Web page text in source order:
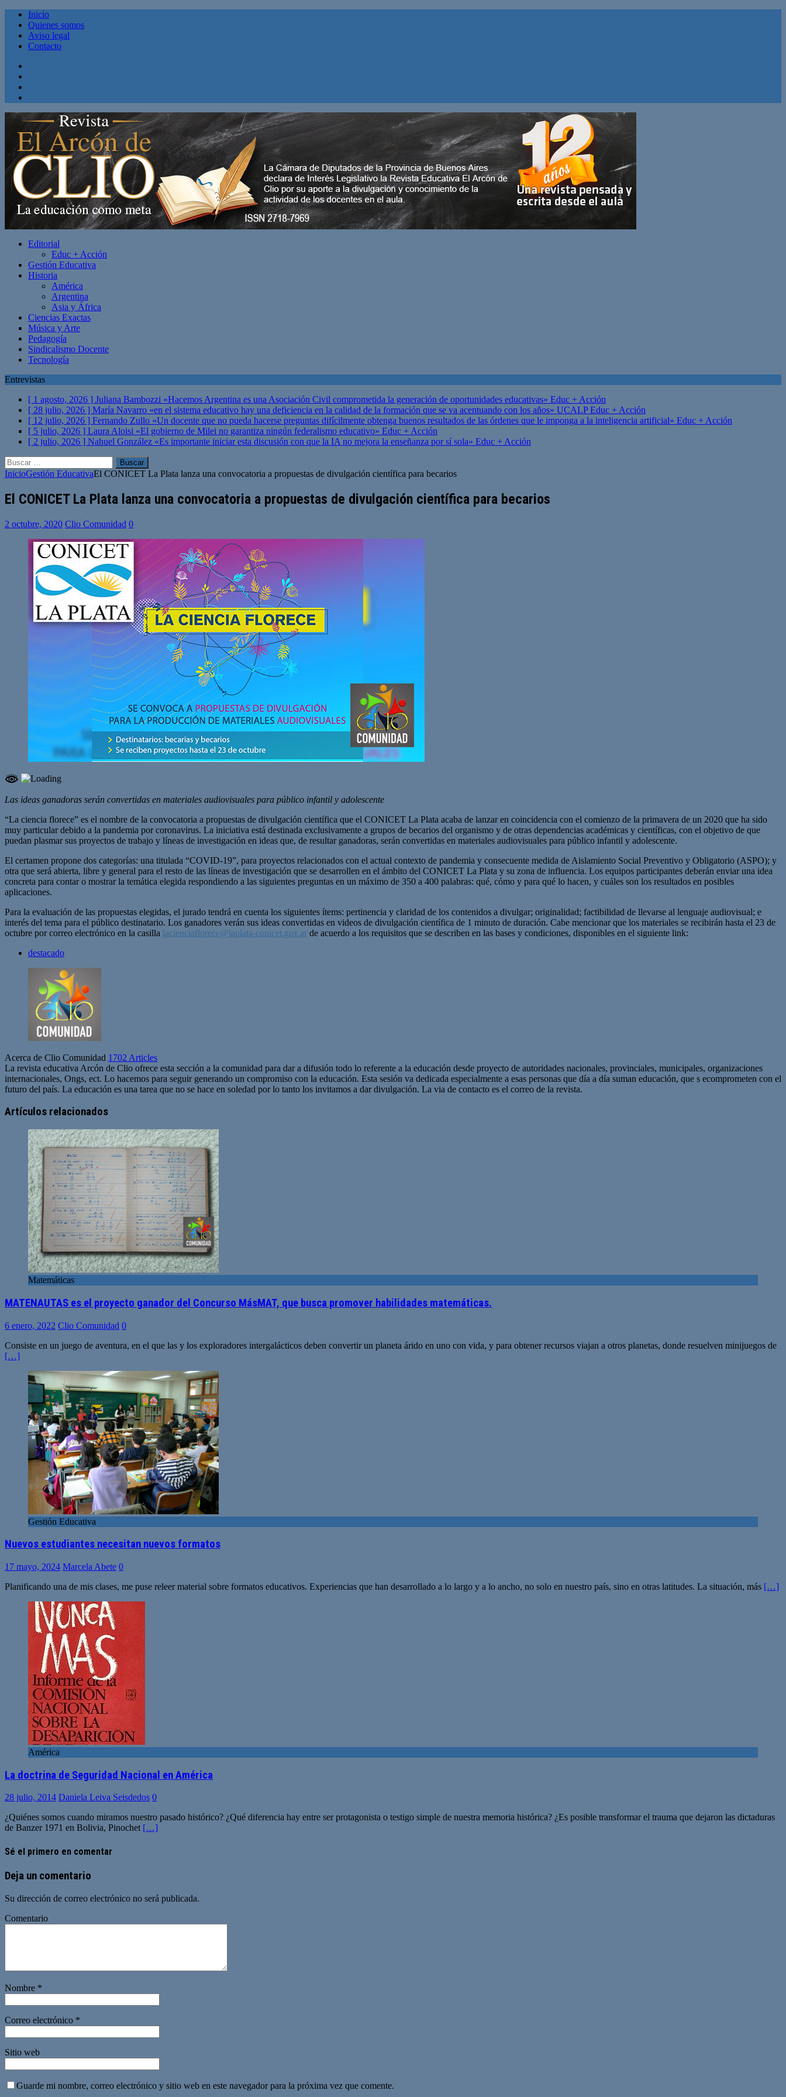
Inicio
Quienes somos
Aviso legal
Contacto
Editorial
Educ + Acción
Gestión Educativa
Historia
América
Argentina
Asia y África
Ciencias Exactas
Música y Arte
Pedagogía
Sindicalismo Docente
Tecnología
Entrevistas
[ 1 agosto, 2026 ] Juliana Bambozzi «Hacemos Argentina es una Asociación Civil comprometida la generación de oportunidades educativas» Educ + Acción
[ 28 julio, 2026 ] María Navarro «en el sistema educativo hay una deficiencia en la calidad de la formación que se va acentuando con los años» UCALPEduc + Acción
[ 12 julio, 2026 ] Fernando Zullo «Un docente que no pueda hacerse preguntas difícilmente obtenga buenos resultados de las órdenes que le imponga a la inteligencia artificial» Educ + Acción
[ 5 julio, 2026 ] Laura Aloisi «El gobierno de Milei no garantiza ningún federalismo educativo» Educ + Acción
[ 2 julio, 2026 ] Nahuel González «Es importante iniciar esta discusión con que la IA no mejora la enseñanza por sí sola» Educ + Acción
Buscar:
InicioGestión EducativaEl CONICET La Plata lanza una convocatoria a propuestas de divulgación científica para becarios
El CONICET La Plata lanza una convocatoria a propuestas de divulgación científica para becarios
2 octubre, 2020 Clio Comunidad 0
Las ideas ganadoras serán convertidas en materiales audiovisuales para público infantil y adolescente
“La ciencia florece” es el nombre de la convocatoria a propuestas de divulgación científica que el CONICET La Plata acaba de lanzar en coincidencia con el comienzo de la primavera de un 2020 que ha sido
muy particular debido a la pandemia por coronavirus. La iniciativa está destinada exclusivamente a grupos de becarios del organismo y de otras dependencias académicas y científicas, con el objetivo de que
puedan plasmar sus proyectos de trabajo y líneas de investigación en ideas que, de resultar ganadoras, serán convertidas en materiales audiovisuales para público infantil y adolescente.
El certamen propone dos categorías: una titulada “COVID-19”, para proyectos relacionados con el actual contexto de pandemia y consecuente medida de Aislamiento Social Preventivo y Obligatorio (ASPO); y
otra que será abierta, libre y general para el resto de las líneas de investigación que se desarrollen en el ámbito del CONICET La Plata y su zona de influencia. Los equipos participantes deberán enviar una idea
concreta para contar o mostrar la temática elegida respondiendo a las siguientes preguntas en un máximo de 350 a 400 palabras: qué, cómo y para qué lo hacen, y cuáles son los resultados en posibles
aplicaciones.
Para la evaluación de las propuestas elegidas, el jurado tendrá en cuenta los siguientes ítems: pertinencia y claridad de los contenidos a divulgar; originalidad; factibilidad de llevarse al lenguaje audiovisual; e
interés del tema para el público destinatario. Los ganadores verán sus ideas convertidas en videos de divulgación científica de 1 minuto de duración. Cabe mencionar que los materiales se recibirán hasta el 23 de
octubre por correo electrónico en la casilla lacienciaflorece@laplata-conicet.gov.ar de acuerdo a los requisitos que se describen en las bases y condiciones, disponibles en el siguiente link:
destacado
Acerca de Clio Comunidad 1702 Articles
La revista educativa Arcón de Clio ofrece esta sección a la comunidad para dar a difusión todo lo referente a la educación desde proyecto de autoridades nacionales, provinciales, municipales, organizaciones
internacionales, Ongs, ect. Lo hacemos para seguir generando un compromiso con la educación. Esta sesión va dedicada especialmente a esas personas que día a día suman educación, que s ecomprometen con el
futuro del país. La educación es una tarea que no se hace en soledad por lo tanto los invitamos a dar divulgación. La via de contacto es el correo de la revista.
web
Artículos relacionados
Matemáticas
MATENAUTAS es el proyecto ganador del Concurso MásMAT, que busca promover habilidades matemáticas.
6 enero, 2022 Clio Comunidad 0
Consiste en un juego de aventura, en el que las y los exploradores intergalácticos deben convertir un planeta árido en uno con vida, y para obtener recursos viajan a otros planetas, donde resuelven minijuegos de
[…]
Gestión Educativa
Nuevos estudiantes necesitan nuevos formatos
17 mayo, 2024 Marcela Abete 0
Planificando una de mis clases, me puse releer material sobre formatos educativos. Experiencias que han desarrollado a lo largo y a lo ancho, no solo en nuestro país, sino en otras latitudes. La situación, más […]
América
La doctrina de Seguridad Nacional en América
28 julio, 2014 Daniela Leiva Seisdedos 0
¿Quiénes somos cuando miramos nuestro pasado histórico? ¿Qué diferencia hay entre ser protagonista o testigo simple de nuestra memoria histórica? ¿Es posible transformar el trauma que dejaron las dictaduras
de Banzer 1971 en Bolivia, Pinochet […]
Sé el primero en comentar
Deja un comentario
Su dirección de correo electrónico no será publicada.
Comentario
Nombre *
Correo electrónico *
Sitio web
Guarde mi nombre, correo electrónico y sitio web en este navegador para la próxima vez que comente.